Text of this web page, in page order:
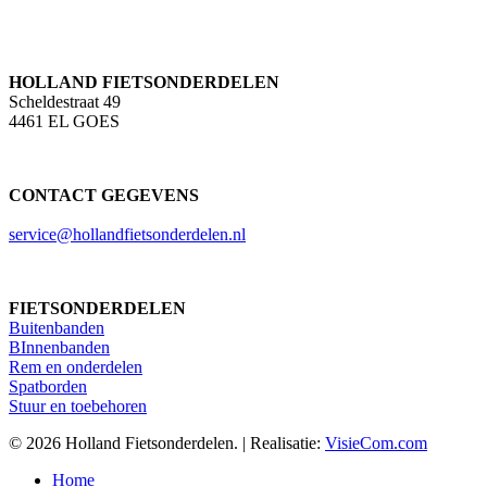
HOLLAND FIETSONDERDELEN
Scheldestraat 49
4461 EL GOES
CONTACT GEGEVENS
service@hollandfietsonderdelen.nl
FIETSONDERDELEN
Buitenbanden
BInnenbanden
Rem en onderdelen
Spatborden
Stuur en toebehoren
© 2026 Holland Fietsonderdelen. | Realisatie: VisieCom.com
Close
Home